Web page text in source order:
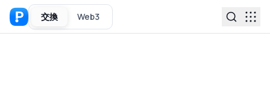
交換 Web3